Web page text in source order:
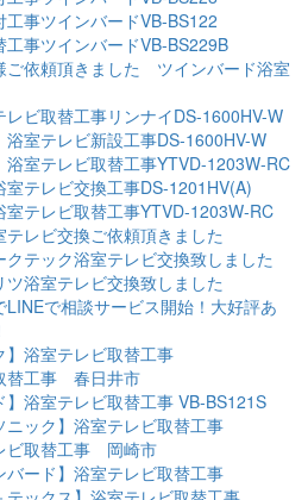
事ツインバードVB-BS122
事ツインバードVB-BS229B
ご依頼頂きました ツインバード浴室
ビ取替工事リンナイDS-1600HV-W
室テレビ新設工事DS-1600HV-W
室テレビ取替工事YTVD-1203W-RC
テレビ交換工事DS-1201HV(A)
室テレビ取替工事YTVD-1203W-RC
レビ交換ご依頼頂きました
テック浴室テレビ交換致しました
浴室テレビ交換致しました
で相談サービス開始！大好評あ
浴室テレビ取替工事
替工事 春日井市
浴室テレビ取替工事 VB-BS121S
ック】浴室テレビ取替工事
ビ取替工事 岡崎市
ード】浴室テレビ取替工事